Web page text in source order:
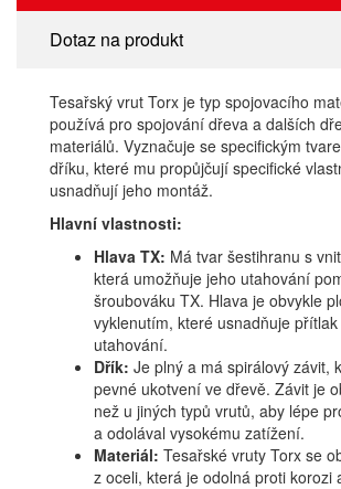
Dotaz na produkt
Tesařský vrut Torx je typ spojovacího
používá pro spojování dřeva a dalších
materiálů. Vyznačuje se specifickým
dříku, které mu propůjčují specifické
usnadňují jeho montáž.
Hlavní vlastnosti:
Hlava TX: Má tvar šestihranu s
která umožňuje jeho utahování
šroubováku TX. Hlava je obvykle
vyklenutím, které usnadňuje
utahování.
Dřík: Je plný a má spirálový závit,
pevné ukotvení ve dřevě. Závit je
než u jiných typů vrutů, aby lépe
a odolával vysokému zatížení.
Materiál: Tesařské vruty Torx se
z oceli, která je odolná proti korozi